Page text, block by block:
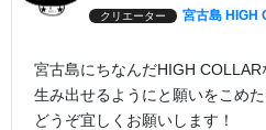
クリエーター 宮古島 HIGH
宮古島にちなんだHIGH COLLAR
生み出せるようにと願いをこめた
どうぞ宜しくお願いします！